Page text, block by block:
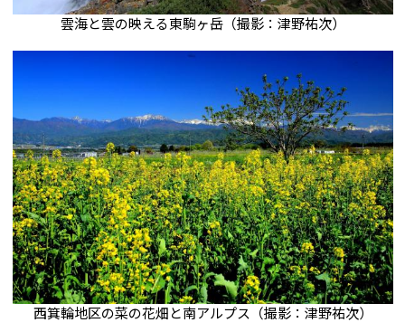
雲海と雲の映える東駒ヶ岳（撮影：津野祐次）
西箕輪地区の菜の花畑と南アルプス（撮影：津野祐次）